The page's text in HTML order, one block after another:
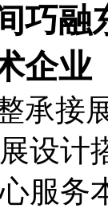
巧融
企业
承接
设计
服务